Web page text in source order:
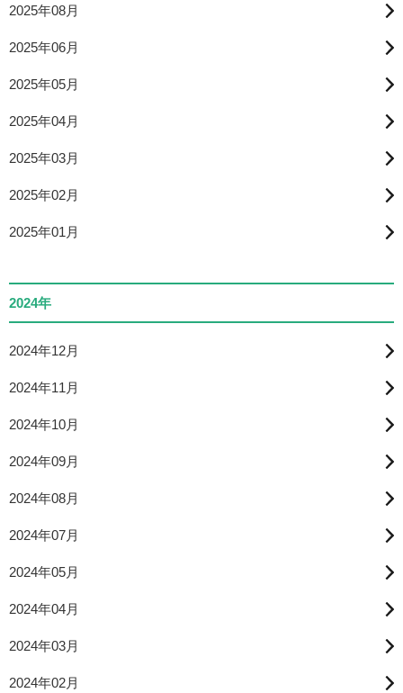
2025年08月
2025年06月
2025年05月
2025年04月
2025年03月
2025年02月
2025年01月
2024年
2024年12月
2024年11月
2024年10月
2024年09月
2024年08月
2024年07月
2024年05月
2024年04月
2024年03月
2024年02月